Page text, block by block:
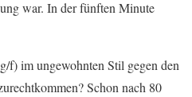
war. In der fünften Minute
f) im ungewohnten Stil gegen den
Schon nach 80